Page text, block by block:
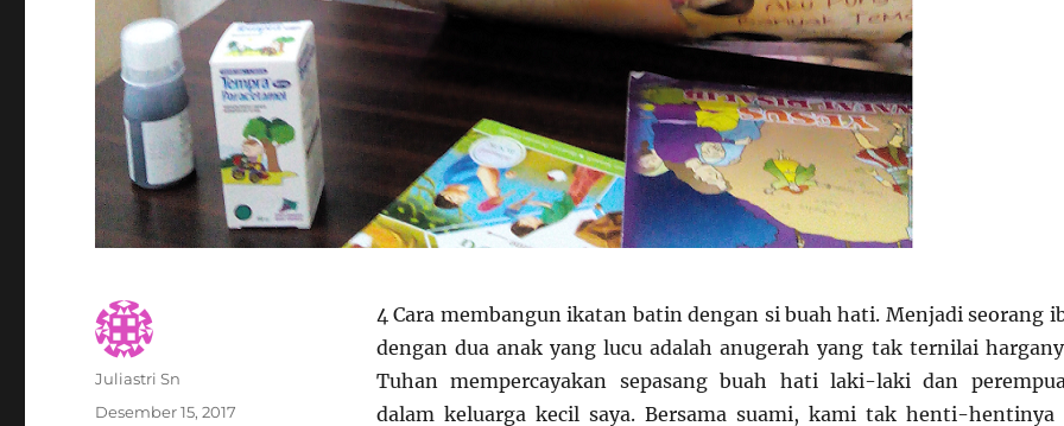
4 Cara membangun ikatan batin dengan si buah hati. Menjadi seorang
dengan dua anak yang lucu adalah anugerah yang tak ternilai
Tuhan mempercayakan sepasang buah hati laki-laki dan
dalam keluarga kecil saya. Bersama suami, kami tak henti-
Author
Juliastri Sn
Posted
Desember 15, 2017